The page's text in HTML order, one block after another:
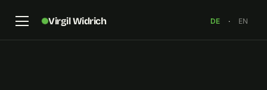
Virgil Widrich DE · EN